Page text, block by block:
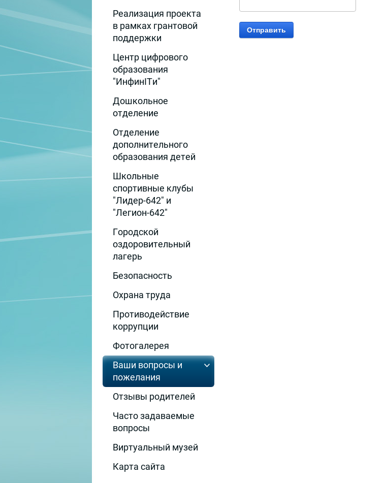
Реализация проекта
в рамках грантовой
поддержки
Центр цифрового
образования
"ИнфинITи"
Дошкольное
отделение
Отделение
дополнительного
образования детей
Школьные
спортивные клубы
"Лидер-642" и
"Легион-642"
Городской
оздоровительный
лагерь
Безопасность
Охрана труда
Противодействие
коррупции
Фотогалерея
Ваши вопросы и
пожелания
Отзывы родителей
Часто задаваемые
вопросы
Виртуальный музей
Карта сайта